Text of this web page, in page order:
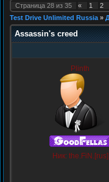
Страница 28 из 35 « 1 2
Test Drive Unlimited Russia »
Assassin's creed
Plinth
Ник: the.FiN.[rus]